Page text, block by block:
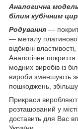
Аналогична модель
білим кубічним
Родування —
— металу платинової
відбивні
Аналогічне
модних виробів із
вироби зменшують
пошкоджень,
Прикраси
розташований у
доставить для Вас